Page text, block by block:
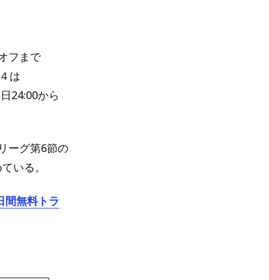
フまで
は
24:00から
ーグ第6節の
いる。
無料トラ